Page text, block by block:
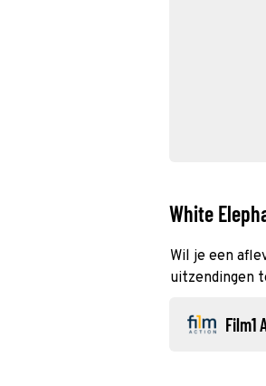
White
Wil je een
uitzendingen
Film1